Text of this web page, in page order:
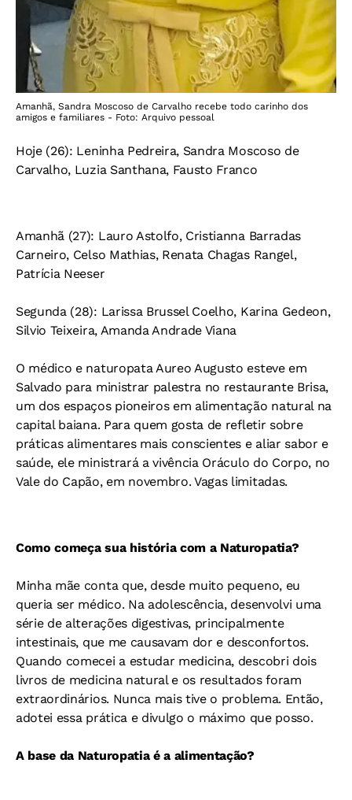
Amanhã, Sandra Moscoso de Carvalho recebe todo carinho dos
amigos e familiares - Foto: Arquivo pessoal
Hoje (26): Leninha Pedreira, Sandra Moscoso de
Carvalho, Luzia Santhana, Fausto Franco
Amanhã (27): Lauro Astolfo, Cristianna Barradas
Carneiro, Celso Mathias, Renata Chagas Rangel,
Patrícia Neeser
Segunda (28): Larissa Brussel Coelho, Karina Gedeon,
Silvio Teixeira, Amanda Andrade Viana
O médico e naturopata Aureo Augusto esteve em
Salvado para ministrar palestra no restaurante Brisa,
um dos espaços pioneiros em alimentação natural na
capital baiana. Para quem gosta de refletir sobre
práticas alimentares mais conscientes e aliar sabor e
saúde, ele ministrará a vivência Oráculo do Corpo, no
Vale do Capão, em novembro. Vagas limitadas.
Como começa sua história com a Naturopatia?
Minha mãe conta que, desde muito pequeno, eu
queria ser médico. Na adolescência, desenvolvi uma
série de alterações digestivas, principalmente
intestinais, que me causavam dor e desconfortos.
Quando comecei a estudar medicina, descobri dois
livros de medicina natural e os resultados foram
extraordinários. Nunca mais tive o problema. Então,
adotei essa prática e divulgo o máximo que posso.
A base da Naturopatia é a alimentação?